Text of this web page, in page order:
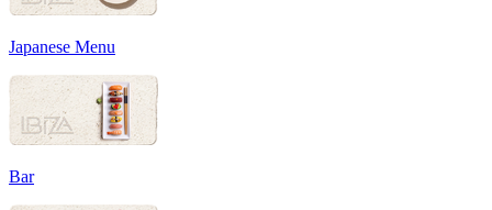
Japanese Menu
Bar